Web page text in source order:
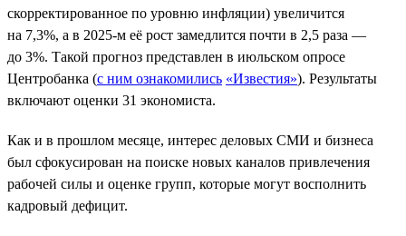
скорректированное по уровню инфляции) увеличится
на 7,3%, а в 2025-м её рост замедлится почти в 2,5 раза —
до 3%. Такой прогноз представлен в июльском опросе
Центробанка (с ним ознакомились «Известия»). Результаты
включают оценки 31 экономиста.
Как и в прошлом месяце, интерес деловых СМИ и бизнеса
был сфокусирован на поиске новых каналов привлечения
рабочей силы и оценке групп, которые могут восполнить
кадровый дефицит.